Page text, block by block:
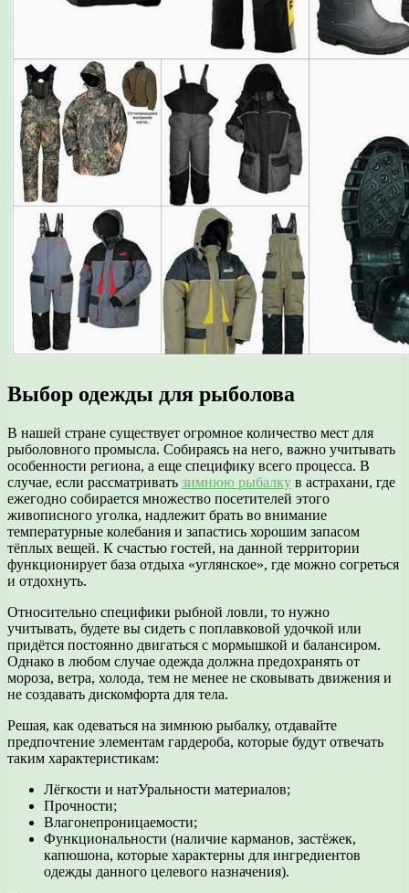
Выбор одежды для рыболова
В нашей стране существует огромное количество мест для
рыболовного промысла. Собираясь на него, важно учитывать
особенности региона, а еще специфику всего процесса. В
случае, если рассматривать зимнюю рыбалку в астрахани, где
ежегодно собирается множество посетителей этого
живописного уголка, надлежит брать во внимание
температурные колебания и запастись хорошим запасом
тёплых вещей. К счастью гостей, на данной территории
функционирует база отдыха «углянское», где можно согреться
и отдохнуть.
Относительно специфики рыбной ловли, то нужно
учитывать, будете вы сидеть с поплавковой удочкой или
придётся постоянно двигаться с мормышкой и балансиром.
Однако в любом случае одежда должна предохранять от
мороза, ветра, холода, тем не менее не сковывать движения и
не создавать дискомфорта для тела.
Решая, как одеваться на зимнюю рыбалку, отдавайте
предпочтение элементам гардероба, которые будут отвечать
таким характеристикам:
Лёгкости и натУральности материалов;
Прочности;
Влагонепроницаемости;
Функциональности (наличие карманов, застёжек,
капюшона, которые характерны для ингредиентов
одежды данного целевого назначения).